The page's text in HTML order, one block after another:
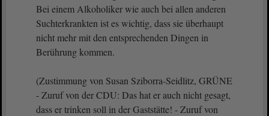
Bei einem Alkoholiker wie auch bei allen anderen
Suchterkrankten ist es wichtig, dass sie überhaupt
nicht mehr mit den entsprechenden Dingen in
Berührung kommen.
(Zustimmung von Susan Sziborra-Seidlitz, GRÜNE
- Zuruf von der CDU: Das hat er auch nicht gesagt,
dass er trinken soll in der Gaststätte! - Zuruf von